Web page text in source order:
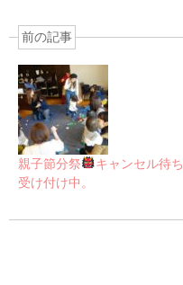
前の記事
親子節分祭
キャンセル待ち
受け付け中。